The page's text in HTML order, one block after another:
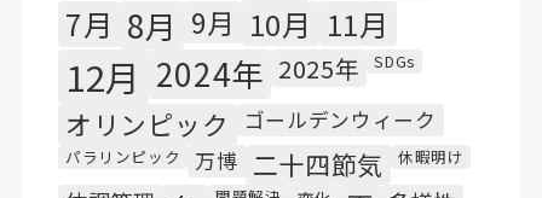
7月 8月 9月 10月 11月
12月 2024年 2025年 SDGs
オリンピック ゴールデンウィーク
パラリンピック 万博 二十四節気 休暇明け